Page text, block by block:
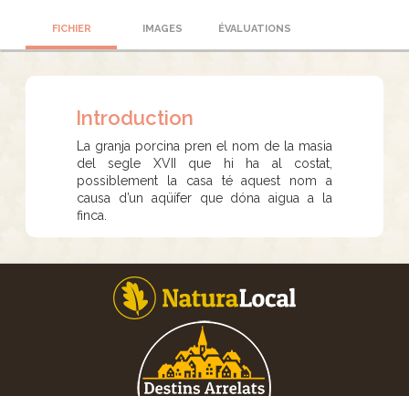
FICHIER IMAGES ÉVALUATIONS
Introduction
La granja porcina pren el nom de la masia
del segle XVII que hi ha al costat,
possiblement la casa té aquest nom a
causa d’un aqüífer que dóna aigua a la
finca.